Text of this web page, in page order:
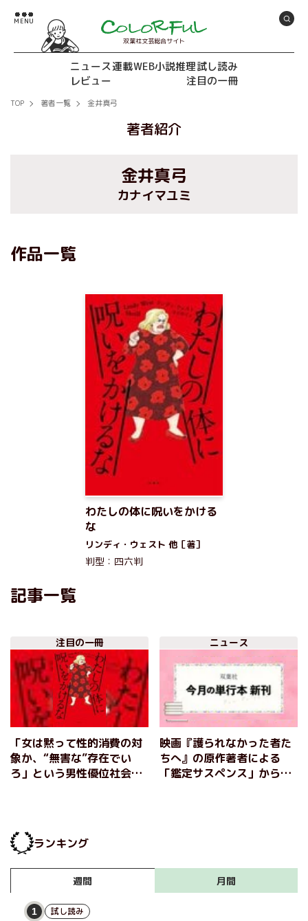
双葉社文芸総合サイト
ニュース連載WEB小説推理試し読み
レビュー
注目の一冊
TOP 著者一覧 金井真弓
著者紹介
金井真弓
カナイマユミ
作品一覧
わたしの体に呪いをかける
な
リンディ・ウェスト 他［著］
判型：四六判
記事一覧
注目の一冊
「女は黙って性的消費の対
象か、“無害な”存在でい
ろ」という男性優位社会の
呪いをかけるな』リンデ
ィ・ウェスト
ニュース
映画『護られなかった者た
ちへ』の原作著者による
「鑑定サスペンス」から、
ランキング
週間 月間
1 試し読み